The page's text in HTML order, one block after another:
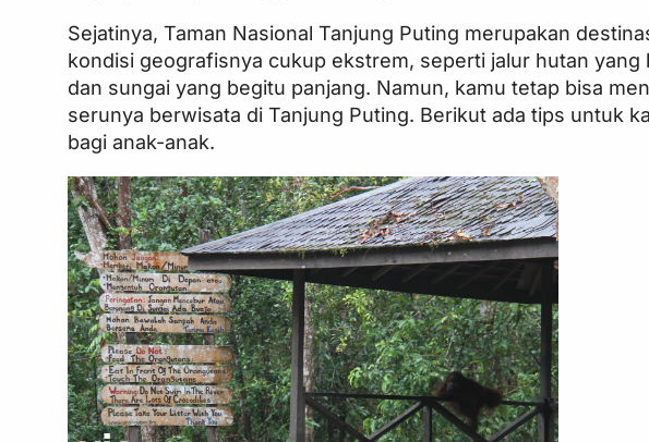
Sejatinya, Taman Nasional Tanjung Puting merupakan
kondisi geografisnya cukup ekstrem, seperti jalur hutan
dan sungai yang begitu panjang. Namun, kamu tetap bisa
serunya berwisata di Tanjung Puting. Berikut ada tips untuk
bagi anak-anak.